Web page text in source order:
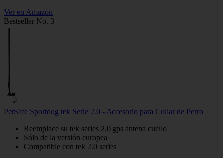
Ver en Amazon
Bestseller No. 3
PetSafe Sportdog tek Serie 2.0 - Accesorio para Collar de Perro
Reemplace su tek series 2.0 gps antena cuello
Sólo de la versión europea
Compatible con tek 2.0 series